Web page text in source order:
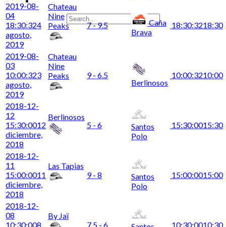
2019-08-
04
18:30:324
agosto,
2019
Chateau
Nine
Peaks
7 - 9.5
Caña
Brava
18:30:3218:30
2019-08-
03
10:00:323
agosto,
2019
Chateau
Nine
Peaks
9 - 6.5
Berlinosos
10:00:3210:00
2018-12-
12
15:30:0012
diciembre,
2018
Berlinosos
5 - 6
Santos
Polo
15:30:0015:30
2018-12-
11
15:00:0011
diciembre,
2018
Las Tapias
9 - 8
Santos
Polo
15:00:0015:00
2018-12-
08
10:30:008
By Jaï
7.5 - 6
10:30:0010:30